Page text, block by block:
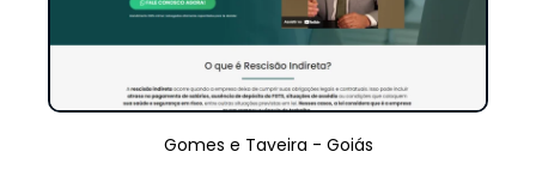
Gomes e Taveira - Goiás